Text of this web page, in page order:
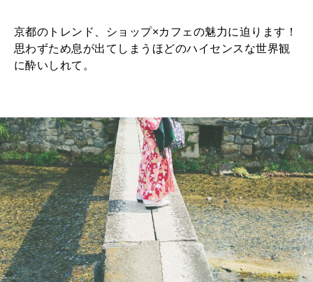
京都のトレンド、ショップ×カフェの魅力に迫ります！
思わずため息が出てしまうほどのハイセンスな世界観
に酔いしれて。